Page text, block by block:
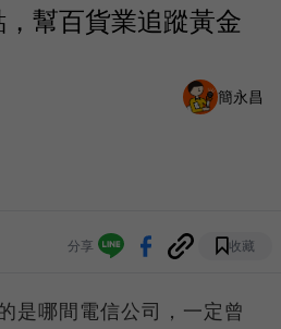
幫百貨業追蹤黃金
簡永昌
分享 收藏
是哪間電信公司，一定曾